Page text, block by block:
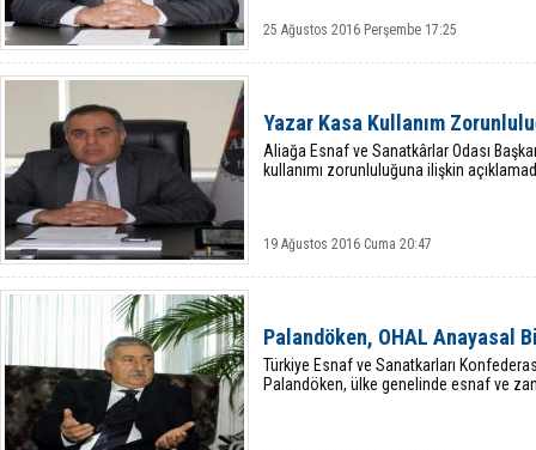
25 Ağustos 2016 Perşembe 17:25
Yazar Kasa Kullanım
Aliağa Esnaf ve Sanatkârlar Odası
kullanımı zorunluluğuna ilişkin
19 Ağustos 2016 Cuma 20:47
Palandöken, OHAL Anayasal
Türkiye Esnaf ve Sanatkarları
Palandöken, ülke genelinde esnaf ve